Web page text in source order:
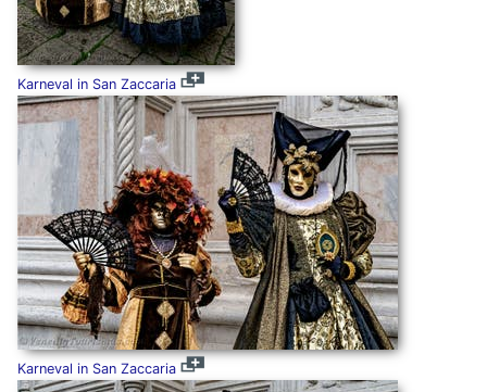
Karneval in San Zaccaria
Karneval in San Zaccaria